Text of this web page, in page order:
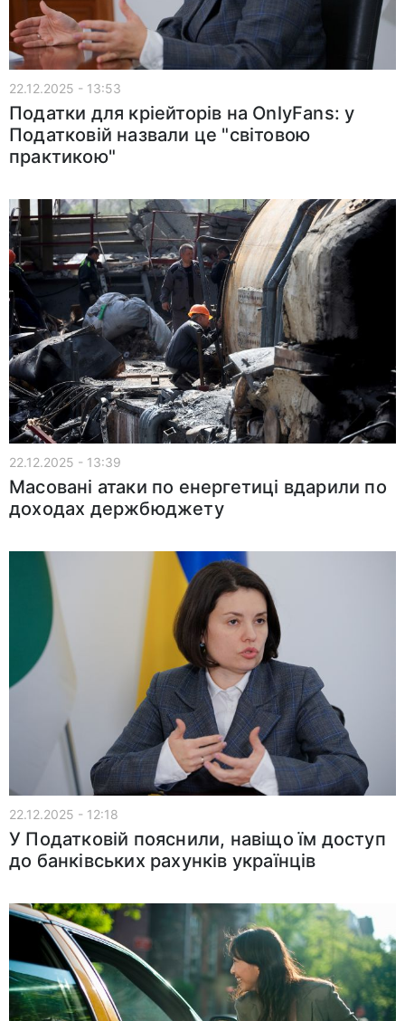
22.12.2025 - 13:53
Податки для кріейторів на OnlyFans: у
Податковій назвали це "світовою
практикою"
22.12.2025 - 13:39
Масовані атаки по енергетиці вдарили по
доходах держбюджету
22.12.2025 - 12:18
У Податковій пояснили, навіщо їм доступ
до банківських рахунків українців